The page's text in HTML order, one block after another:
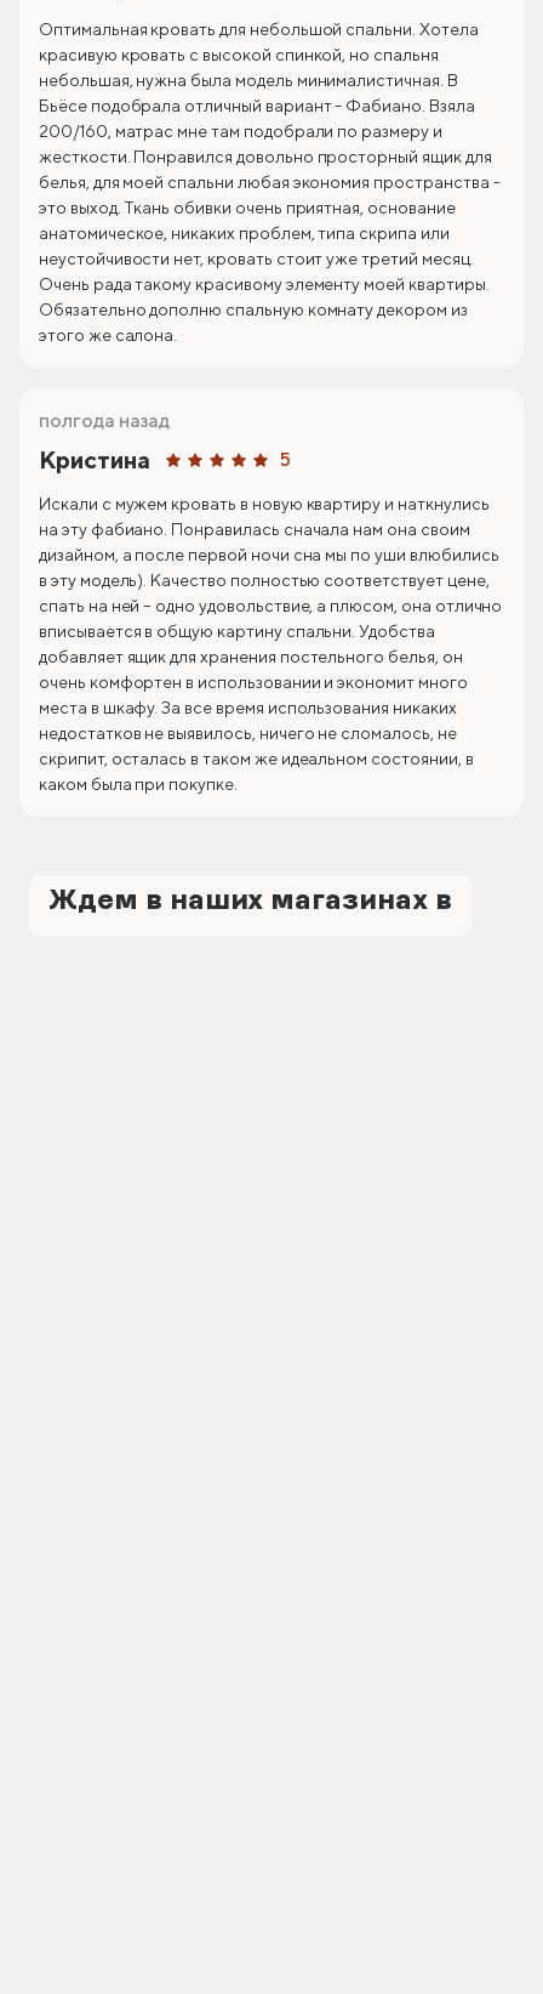
Оптимальная кровать для небольшой спальни. Хотела
красивую кровать с высокой спинкой, но спальня
небольшая, нужна была модель минималистичная. В
Бьёсе подобрала отличный вариант - Фабиано. Взяла
200/160, матрас мне там подобрали по размеру и
жесткости. Понравился довольно просторный ящик для
белья, для моей спальни любая экономия пространства -
это выход. Ткань обивки очень приятная, основание
анатомическое, никаких проблем, типа скрипа или
неустойчивости нет, кровать стоит уже третий месяц.
Очень рада такому красивому элементу моей квартиры.
Обязательно дополню спальную комнату декором из
этого же салона.
Кристина 5
полгода назад
Искали с мужем кровать в новую квартиру и наткнулись
на эту фабиано. Понравилась сначала нам она своим
дизайном, а после первой ночи сна мы по уши влюбились
в эту модель). Качество полностью соответствует цене,
спать на ней – одно удовольствие, а плюсом, она отлично
вписывается в общую картину спальни. Удобства
добавляет ящик для хранения постельного белья, он
очень комфортен в использовании и экономит много
места в шкафу. За все время использования никаких
недостатков не выявилось, ничего не сломалось, не
скрипит, осталась в таком же идеальном состоянии, в
каком была при покупке.
Ждем в наших магазинах в